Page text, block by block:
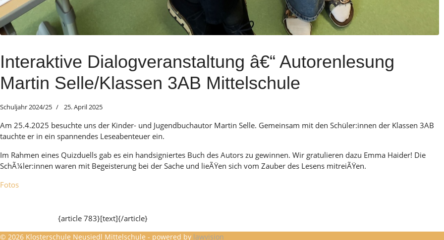
Interaktive Dialogveranstaltung â€“ Autorenlesung
Martin Selle/Klassen 3AB Mittelschule
Schuljahr 2024/25 25. April 2025
Am 25.4.2025 besuchte uns der Kinder- und Jugendbuchautor Martin Selle. Gemeinsam mit den Schüler:innen der Klassen 3AB
tauchte er in ein spannendes Leseabenteuer ein.
Im Rahmen eines Quizduells gab es ein handsigniertes Buch des Autors zu gewinnen. Wir gratulieren dazu Emma Haider! Die
SchÃ¼ler:innen waren mit Begeisterung bei der Sache und lieÃŸen sich vom Zauber des Lesens mitreiÃŸen.
Fotos
{article 783}[text]{/article}
© 2026 Klosterschule Neusiedl Mittelschule - powered by lawvision